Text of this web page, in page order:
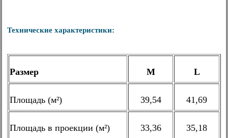
Технические характеристики:
Размер М L
Площадь (м²) 39,54 41,69
Площадь в проекции (м²) 33,36 35,18